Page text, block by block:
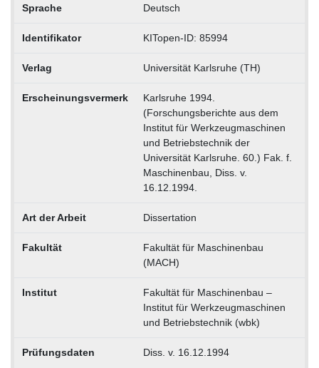
Sprache Deutsch
Identifikator KITopen-ID: 85994
Verlag Universität Karlsruhe (TH)
Erscheinungsvermerk
Karlsruhe 1994.
(Forschungsberichte aus dem
Institut für Werkzeugmaschinen
und Betriebstechnik der
Universität Karlsruhe. 60.) Fak. f.
Maschinenbau, Diss. v.
16.12.1994.
Art der Arbeit Dissertation
Fakultät
Fakultät für Maschinenbau
(MACH)
Institut
Fakultät für Maschinenbau –
Institut für Werkzeugmaschinen
und Betriebstechnik (wbk)
Prüfungsdaten Diss. v. 16.12.1994